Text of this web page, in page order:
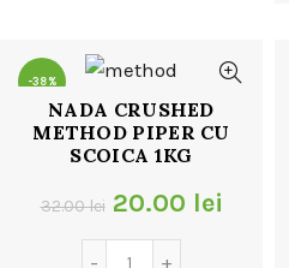
-38%
NADA CRUSHED
METHOD PIPER CU
SCOICA 1KG
32.00lei Prețul
inițial
20.00 lei